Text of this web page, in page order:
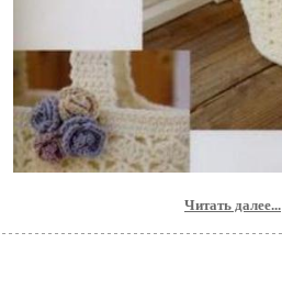
Читать далее...